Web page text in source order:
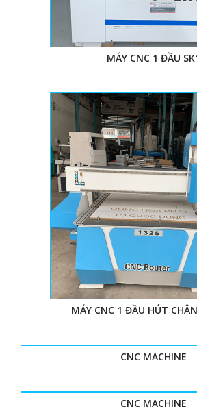
MÁY CNC 1 ĐẦU
MÁY CNC 1 ĐẦU HÚT
CNC MACHINE
CNC MACHINE